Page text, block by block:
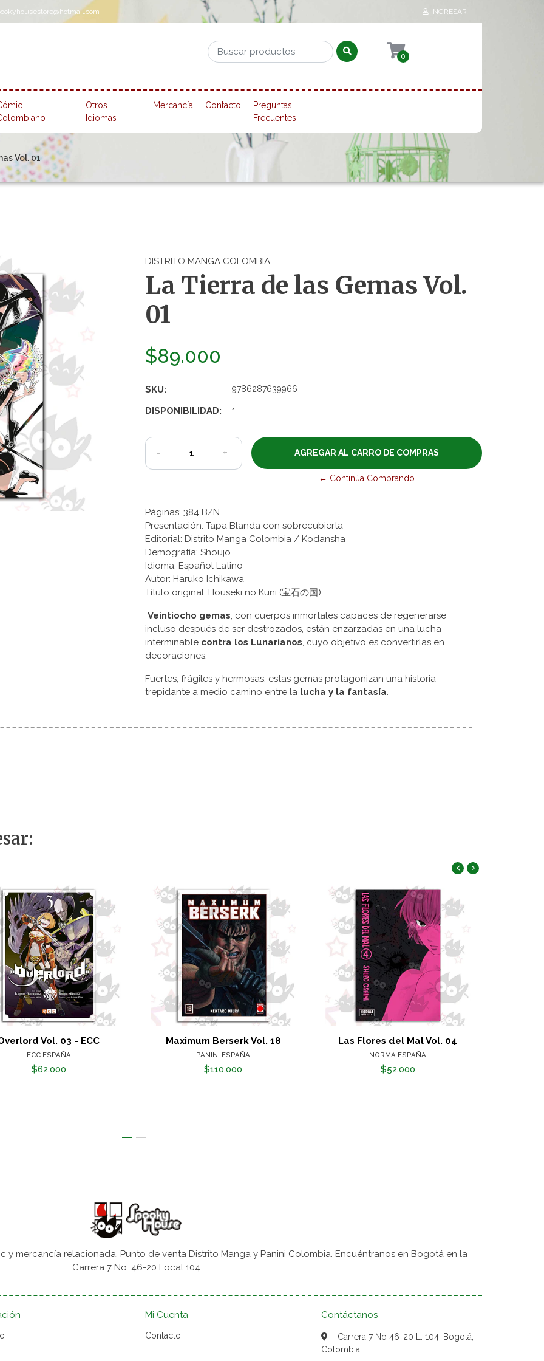
INGRESAR
0
Otros
Idiomas
Mercancía Contacto
Preguntas
Frecuentes
Vol. 01
DISTRITO MANGA COLOMBIA
La Tierra de las Gemas Vol.
01
$89.000
SKU: 9786287639966
DISPONIBILIDAD: 1
- +
← Continúa Comprando
Páginas: 384 B/N
Presentación: Tapa Blanda con sobrecubierta
Editorial: Distrito Manga Colombia / Kodansha
Demografía: Shoujo
Idioma: Español Latino
Autor: Haruko Ichikawa
Título original: Houseki no Kuni (宝石の国)
Veintiocho gemas, con cuerpos inmortales capaces de regenerarse
incluso después de ser destrozados, están enzarzadas en una lucha
interminable contra los Lunarianos, cuyo objetivo es convertirlas en
decoraciones.
Fuertes, frágiles y hermosas, estas gemas protagonizan una historia
trepidante a medio camino entre la lucha y la fantasía.
Vol. 03 - ECC
ECC ESPAÑA
$62.000
Maximum Berserk Vol. 18
PANINI ESPAÑA
$110.000
Las Flores del Mal Vol. 04
NORMA ESPAÑA
$52.000
‹ ›
y mercancía relacionada. Punto de venta Distrito Manga y Panini Colombia. Encuéntranos en Bogotá en la
Carrera 7 No. 46-20 Local 104
Mi Cuenta
Contacto
Contáctanos
Carrera 7 No 46-20 L. 104, Bogotá,
Colombia